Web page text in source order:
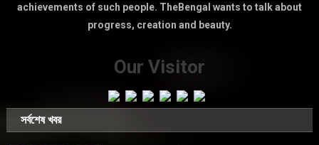
achievements of such people. TheBengal wants to talk about
progress, creation and beauty.
Our Visitor
সর্বশেষ খবর